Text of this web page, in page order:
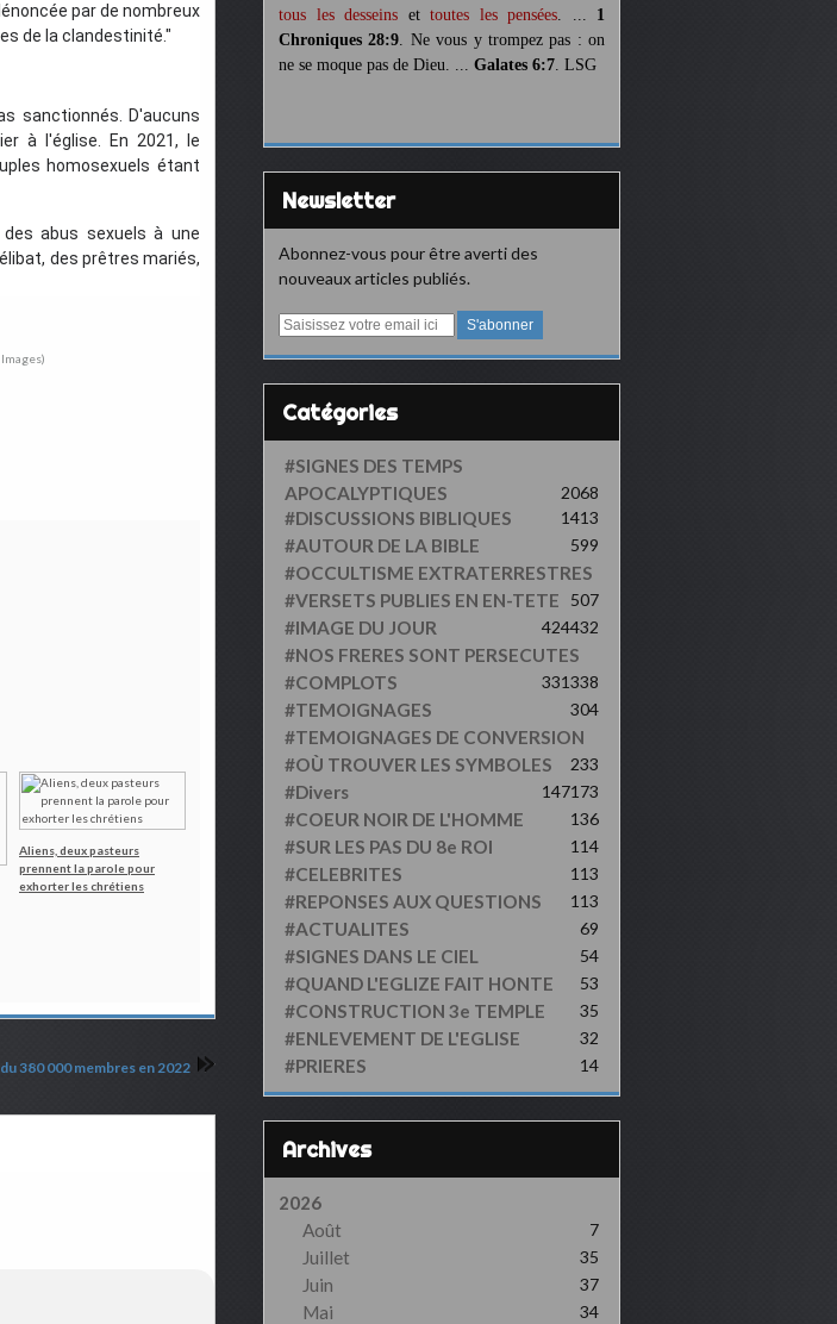
par de nombreux
de la clandestinité."
sanctionnés. D'aucuns
à l'église. En 2021, le
homosexuels étant
abus sexuels à une
des prêtres mariés,
Aliens, deux pasteurs
prennent la parole pour
exhorter les chrétiens
380 000 membres en 2022
tous les desseins et toutes les pensées. ... 1
Chroniques 28:9. Ne vous y trompez pas : on
ne se moque pas de Dieu. ... Galates 6:7. LSG
Newsletter
Abonnez-vous pour être averti des
nouveaux articles publiés.
E
a
i
Catégories
#SIGNES DES TEMPS
APOCALYPTIQUES 2068
#DISCUSSIONS BIBLIQUES 1413
#AUTOUR DE LA BIBLE 599
#OCCULTISME EXTRATERRESTRES
507
#VERSETS PUBLIES EN EN-TETE
432
#IMAGE DU JOUR 424
#NOS FRERES SONT PERSECUTES
338
#COMPLOTS 331
#TEMOIGNAGES 304
#TEMOIGNAGES DE CONVERSION
233
#OÙ TROUVER LES SYMBOLES
173
#Divers 147
#COEUR NOIR DE L'HOMME 136
#SUR LES PAS DU 8e ROI 114
#CELEBRITES 113
#REPONSES AUX QUESTIONS 113
#ACTUALITES 69
#SIGNES DANS LE CIEL 54
#QUAND L'EGLIZE FAIT HONTE 53
#CONSTRUCTION 3e TEMPLE 35
#ENLEVEMENT DE L'EGLISE 32
#PRIERES 14
Archives
2026
Août
7
Juillet 35
Juin 37
Mai 34